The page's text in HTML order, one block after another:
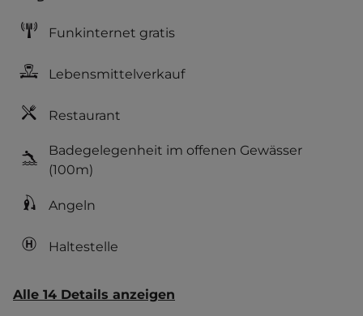
Funkinternet gratis
Lebensmittelverkauf
Restaurant
Badegelegenheit im offenen Gewässer
(100m)
Angeln
Haltestelle
Alle 14 Details anzeigen